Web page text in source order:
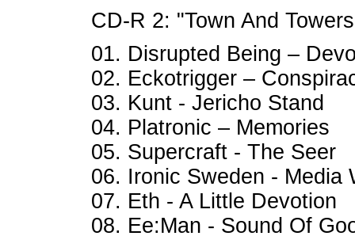
CD-R 2: "Town And
01. Disrupted Being –
02. Eckotrigger –
03. Kunt - Jericho Stand
04. Platronic – Memories
05. Supercraft - The Seer
06. Ironic Sweden - Media
07. Eth - A Little Devotion
08. Ee:Man - Sound Of